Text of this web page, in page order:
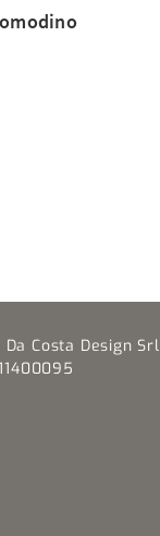
Costa Design Srl